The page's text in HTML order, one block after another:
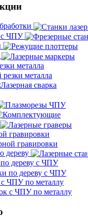
с ЧПУ
металла
гравировки
дереву
дереву с ЧПУ
ЧПУ по металлу